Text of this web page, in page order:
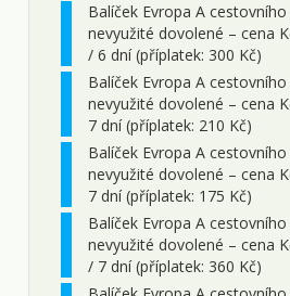
Balíček Evropa A
nevyužité dovolené – cena
/ 6 dní (příplatek: 300 Kč)
Balíček Evropa A
nevyužité dovolené – cena
7 dní (příplatek: 210 Kč)
Balíček Evropa A
nevyužité dovolené – cena
7 dní (příplatek: 175 Kč)
Balíček Evropa A
nevyužité dovolené – cena
/ 7 dní (příplatek: 360 Kč)